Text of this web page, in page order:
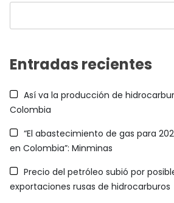
Entradas recientes
Así va la producción de
Colombia
“El abastecimiento de gas para
en Colombia”: Minminas
Precio del petróleo subió por
exportaciones rusas de hidrocarburos